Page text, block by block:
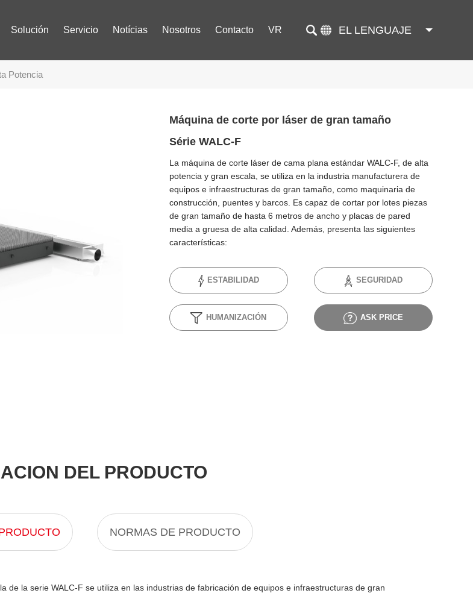
EL LENGUAJE
Solución Servicio Notícias Nosotros Contacto VR
Potencia
Máquina de corte por láser de gran tamaño
Série WALC-F
La máquina de corte láser de cama plana estándar WALC-F, de alta
potencia y gran escala, se utiliza en la industria manufacturera de
equipos e infraestructuras de gran tamaño, como maquinaria de
construcción, puentes y barcos. Es capaz de cortar por lotes piezas
de gran tamaño de hasta 6 metros de ancho y placas de pared
media a gruesa de alta calidad. Además, presenta las siguientes
características:
ESTABILIDAD SEGURIDAD
HUMANIZACIÓN ASK PRICE
DEL PRODUCTO
NORMAS DE PRODUCTO
de la serie WALC-F se utiliza en las industrias de fabricación de equipos e infraestructuras de gran